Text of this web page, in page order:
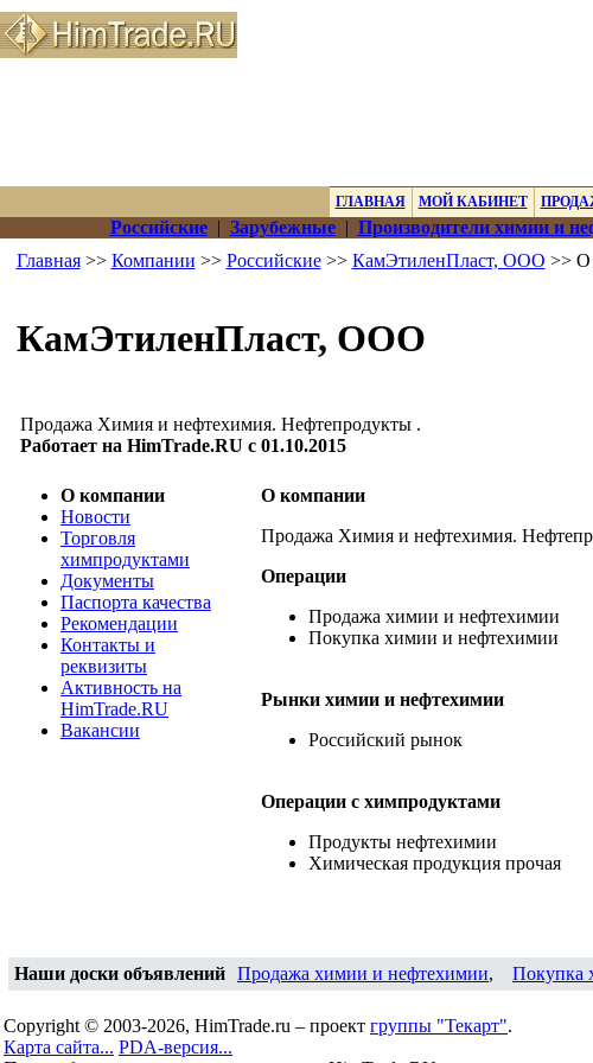
ГЛАВНАЯ МОЙ КАБИНЕТ
Российские| Зарубежные| Производители химии и
Главная>> Компании >> Российские>> КамЭтиленПласт, ООО >> О
КамЭтиленПласт, ООО
Продажа Химия и нефтехимия. Нефтепродукты .
Работает на HimTrade.RU с 01.10.2015
О компании
Новости
Торговля
химпродуктами
Документы
Паспорта качества
Рекомендации
Контакты и
реквизиты
Активность на
HimTrade.RU
Вакансии
О компании
Продажа Химия и нефтехимия.
Операции
Продажа химии и нефтехимии
Покупка химии и нефтехимии
Рынки химии и нефтехимии
Российский рынок
Операции c химпродуктами
Продукты нефтехимии
Химическая продукция прочая
Наши доски объявлений Продажа химии и нефтехимии, Покупка
Copyright © 2003-2026, HimTrade.ru – проект группы "Текарт".
Карта сайта... PDA-версия...